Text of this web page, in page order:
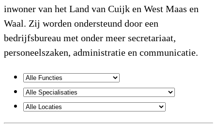
inwoner van het Land van Cuijk en West Maas en
Waal. Zij worden ondersteund door een
bedrijfsbureau met onder meer secretariaat,
personeelszaken, administratie en communicatie.
Functies
Specialisaties
Locaties